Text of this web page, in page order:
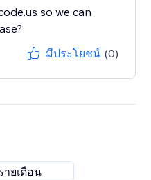
so we can
มีประโยชน์ (0)
ายเดือน